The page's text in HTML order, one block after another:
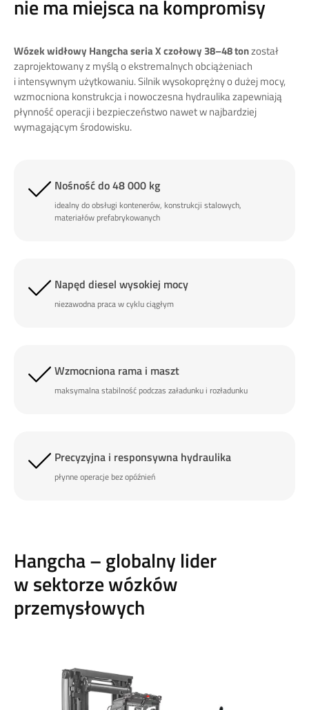
nie ma miejsca na kompromisy
Wózek widłowy Hangcha seria X czołowy 38–48 tonzostał
zaprojektowany z myślą o ekstremalnych obciążeniach
i intensywnym użytkowaniu. Silnik wysokoprężny o dużej mocy,
wzmocniona konstrukcja i nowoczesna hydraulika zapewniają
płynność operacji i bezpieczeństwo nawet w najbardziej
wymagającym środowisku.
Nośność do 48 000 kg
idealny do obsługi kontenerów, konstrukcji stalowych,
materiałów prefabrykowanych
Napęd diesel wysokiej mocy
niezawodna praca w cyklu ciągłym
Wzmocniona rama i maszt
maksymalna stabilność podczas załadunku i rozładunku
Precyzyjna i responsywna hydraulika
płynne operacje bez opóźnień
Hangcha – globalny lider
w sektorze wózków
przemysłowych